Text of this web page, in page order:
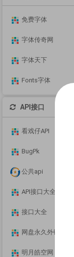
免费字体
字体传奇网
字体天下
Fonts字体
API接口
看戏仔API
BugPk
公共api
API接口大全
接口大全
网盘永久外链地址
明月皓空网